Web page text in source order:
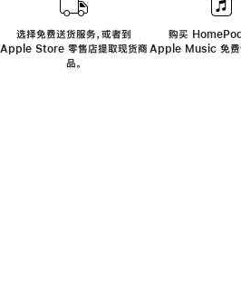
选择免费送货服务，或者到
Apple Store 零售店提取现货商
品。
购买
Apple Music 免费